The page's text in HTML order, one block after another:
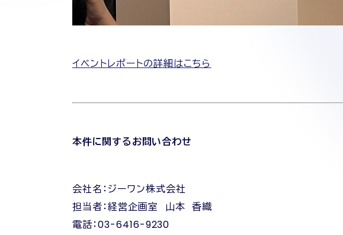
イベントレポートの詳細はこちら
本件に関するお問い合わせ
会社名：ジーワン株式会社
担当者：経営企画室 山本 香織
電話：03-6416-9230